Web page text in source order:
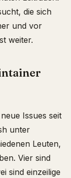
die sich
und vor
weiter.
Issues seit
unter
Leuten,
Vier sind
sind einzeilige